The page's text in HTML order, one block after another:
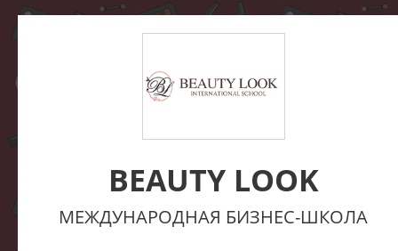
BEAUTY LOOK
МЕЖДУНАРОДНАЯ БИЗНЕС-ШКОЛА